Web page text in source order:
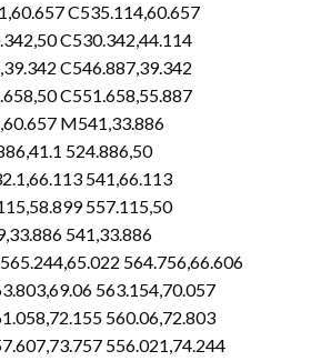
C535.114,60.657
C530.342,44.114
C546.887,39.342
C551.658,55.887
M541,33.886
524.886,50
541,66.113
557.115,50
541,33.886
564.756,66.606
563.154,70.057
560.06,72.803
556.021,74.244